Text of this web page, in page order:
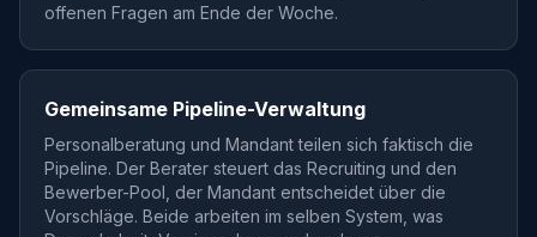
offenen Fragen am Ende der Woche.
Gemeinsame Pipeline-Verwaltung
Personalberatung und Mandant teilen sich faktisch die
Pipeline. Der Berater steuert das Recruiting und den
Bewerber-Pool, der Mandant entscheidet über die
Vorschläge. Beide arbeiten im selben System, was